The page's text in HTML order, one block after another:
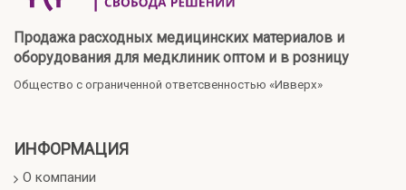
Продажа расходных медицинских материалов и
оборудования для медклиник оптом и в розницу
Общество с ограниченной ответсвенностью «Ивверх»
ИНФОРМАЦИЯ
О компании